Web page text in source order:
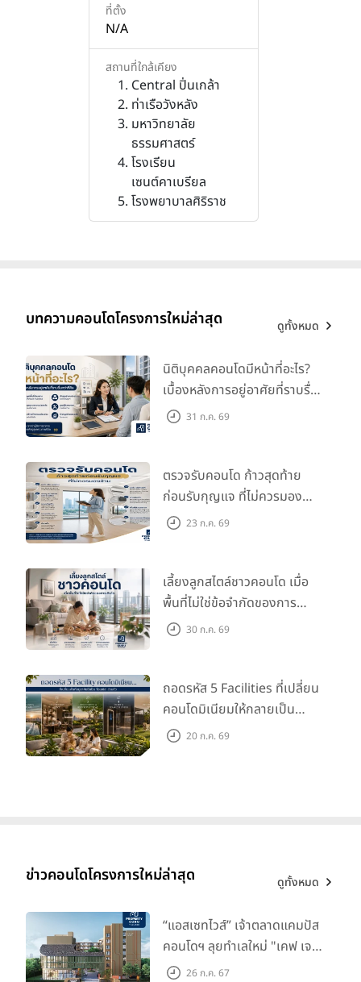
ที่ตั้ง
N/A
สถานที่ใกล้เคียง
Central ปิ่นเกล้า
ท่าเรือวังหลัง
มหาวิทยาลัย
ธรรมศาสตร์
โรงเรียน
เซนต์คาเบรียล
โรงพยาบาลศิริราช
บทความคอนโดโครงการใหม่ล่าสุด ดูทั้งหมด
นิติบุคคลคอนโดมีหน้าที่อะไร?
เบื้องหลังการอยู่อาศัยที่ราบรื่น
กว่าที่คิด31 ก.ค. 69
ตรวจรับคอนโด ก้าวสุดท้าย
ก่อนรับกุญแจ ที่ไม่ควรมอง
ข้าม 23 ก.ค. 69
เลี้ยงลูกสไตล์ชาวคอนโด เมื่อ
พื้นที่ไม่ใช่ข้อจำกัดของการ
เติบโต30 ก.ค. 69
ถอดรหัส 5 Facilities ที่เปลี่ยน
คอนโดมิเนียมให้กลายเป็น
‘โอเอซิส’ ส่วนตัวกลางเมือง
20 ก.ค. 69
ข่าวคอนโดโครงการใหม่ล่าสุด ดูทั้งหมด
“แอสเซทไวส์” เจ้าตลาดแคมปัส
คอนโดฯ ลุยทำเลใหม่ "เคฟ เจ
เนซิส นครปฐม" จับมือพาร์ท
26 ก.ค. 67